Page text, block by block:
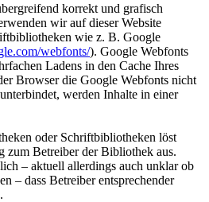
korrekt und grafisch
wir auf dieser Website
wie z. B. Google
webfonts/). Google Webfonts
Ladens in den Cache Ihres
Browser die Google Webfonts nicht
werden Inhalte in einer
oder Schriftbibliotheken löst
zum Betreiber der Bibliothek aus.
– aktuell allerdings auch unklar ob
– dass Betreiber entsprechender